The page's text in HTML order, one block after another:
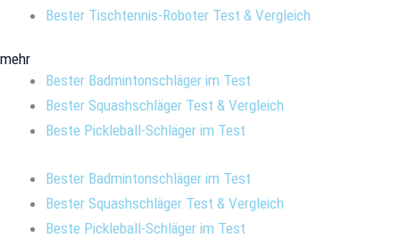
Bester Tischtennis-Roboter Test & Vergleich
mehr
Bester Badmintonschläger im Test
Bester Squashschläger Test & Vergleich
Beste Pickleball-Schläger im Test
Bester Badmintonschläger im Test
Bester Squashschläger Test & Vergleich
Beste Pickleball-Schläger im Test